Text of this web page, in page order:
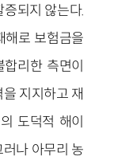
되지 않는다.
해로 보험금을
리한 측면이
지지하고 재
도덕적 해이
나 아무리 농